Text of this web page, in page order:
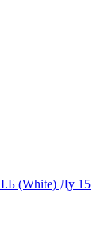
(White) Ду 15